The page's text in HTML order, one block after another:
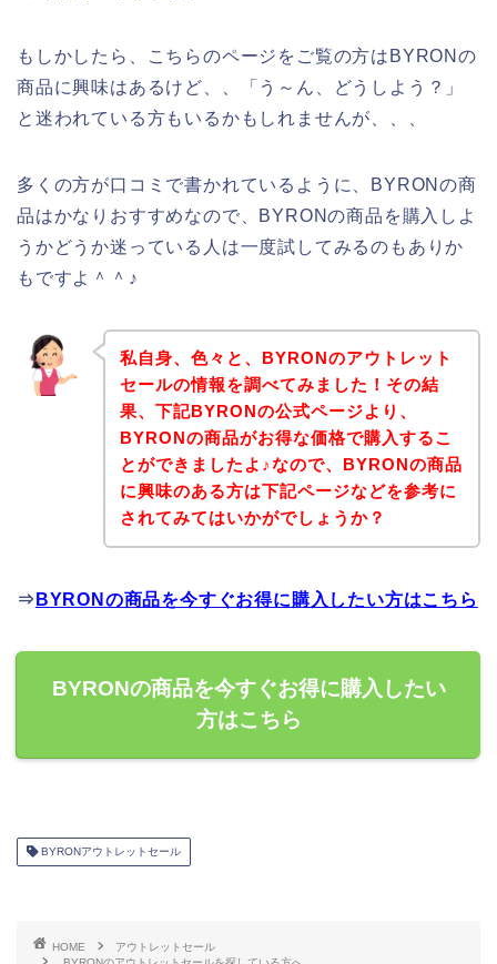
もしかしたら、こちらのページをご覧の方はBYRONの
商品に興味はあるけど、、「う～ん、どうしよう？」
と迷われている方もいるかもしれませんが、、、
多くの方が口コミで書かれているように、BYRONの商
品はかなりおすすめなので、BYRONの商品を購入しよ
うかどうか迷っている人は一度試してみるのもありか
もですよ＾＾♪
私自身、色々と、BYRONのアウトレット
セールの情報を調べてみました！その結
果、下記BYRONの公式ページより、
BYRONの商品がお得な価格で購入するこ
とができましたよ♪なので、BYRONの商品
に興味のある方は下記ページなどを参考に
されてみてはいかがでしょうか？
⇒ BYRONの商品を今すぐお得に購入したい方はこちら
BYRONの商品を今すぐお得に購入したい
方はこちら
BYRONアウトレットセール
HOME
アウトレットセール